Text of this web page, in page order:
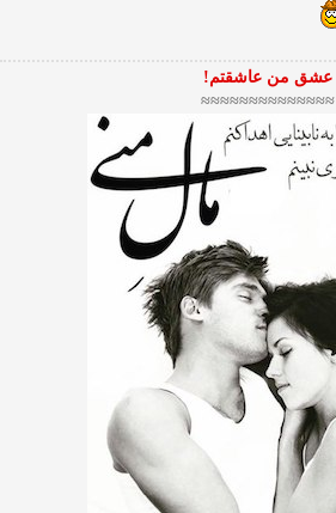
عشق من عاشقتم!
≈≈≈≈≈≈≈≈≈≈≈≈≈≈